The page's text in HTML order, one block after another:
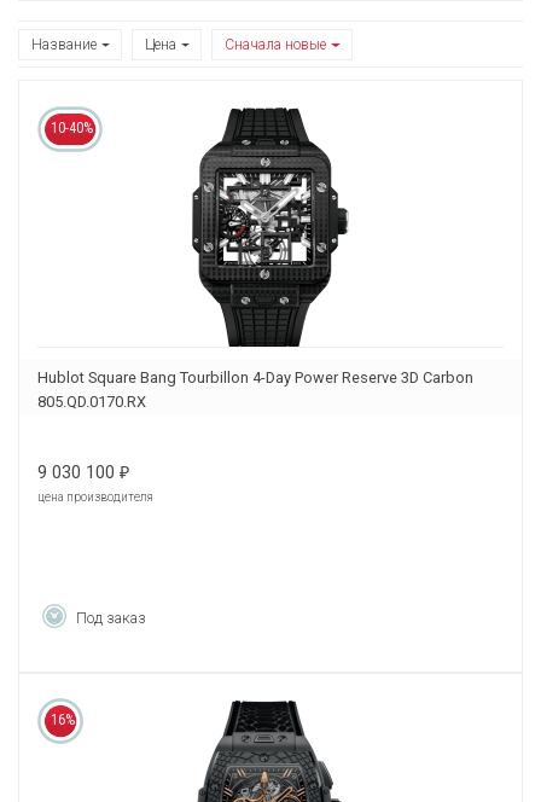
Название Цена Сначала новые
10-40%
Hublot Square Bang Tourbillon 4-Day Power Reserve 3D Carbon
805.QD.0170.RX
9 030 100 ₽
цена производителя
Под заказ
16%